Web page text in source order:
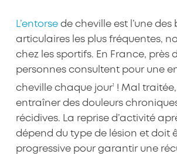
L’entorsede cheville est l’une des
articulaires les plus fréquentes,
chez les sportifs. En France, près
personnes consultent pour une
cheville chaque jour1
! Mal
entraîner des douleurs
récidives. La reprise d’activité
dépend du type de lésion et doit
progressive pour garantir une